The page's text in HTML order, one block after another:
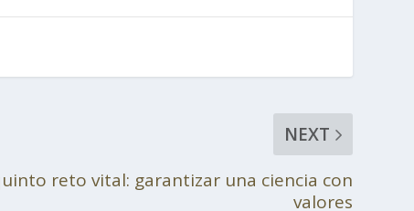
NEXT
reto vital: garantizar una ciencia con
valores